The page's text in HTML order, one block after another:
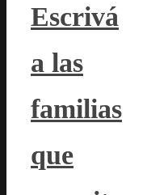
Escrivá
a las
familias
que